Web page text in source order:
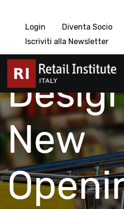
Login
Diventa Socio
Iscriviti alla Newsletter
Retail
New